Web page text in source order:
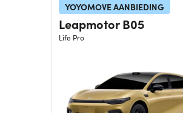
YOYOMOVE AANBIEDING
Leapmotor B05
Life Pro